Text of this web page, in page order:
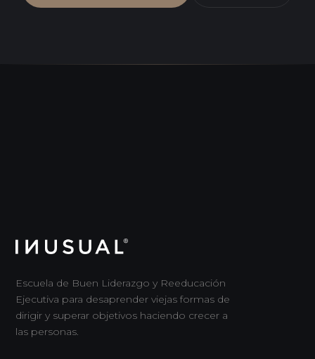
Escuela de Buen Liderazgo y Reeducación
Ejecutiva para desaprender viejas formas de
dirigir y superar objetivos haciendo crecer a
las personas.